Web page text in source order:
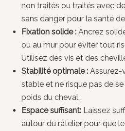
non traités ou traités avec
sans danger pour la santé
Fixation solide : Ancrez
ou au mur pour éviter tout
Utilisez des vis et des
Stabilité optimale : Assurez-
stable et ne risque pas de
poids du cheval.
Espace suffisant: Laissez
autour du ratelier pour que